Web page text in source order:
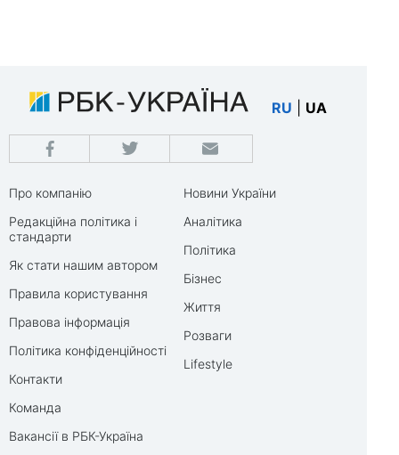
RU UA
Про компанію
Редакційна політика і
стандарти
Як стати нашим автором
Правила користування
Правова інформація
Політика конфіденційності
Контакти
Команда
Вакансії в РБК-Україна
Новини України
Аналітика
Політика
Бізнес
Життя
Розваги
Lifestyle